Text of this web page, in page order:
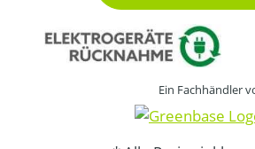
Ein Fachhändler